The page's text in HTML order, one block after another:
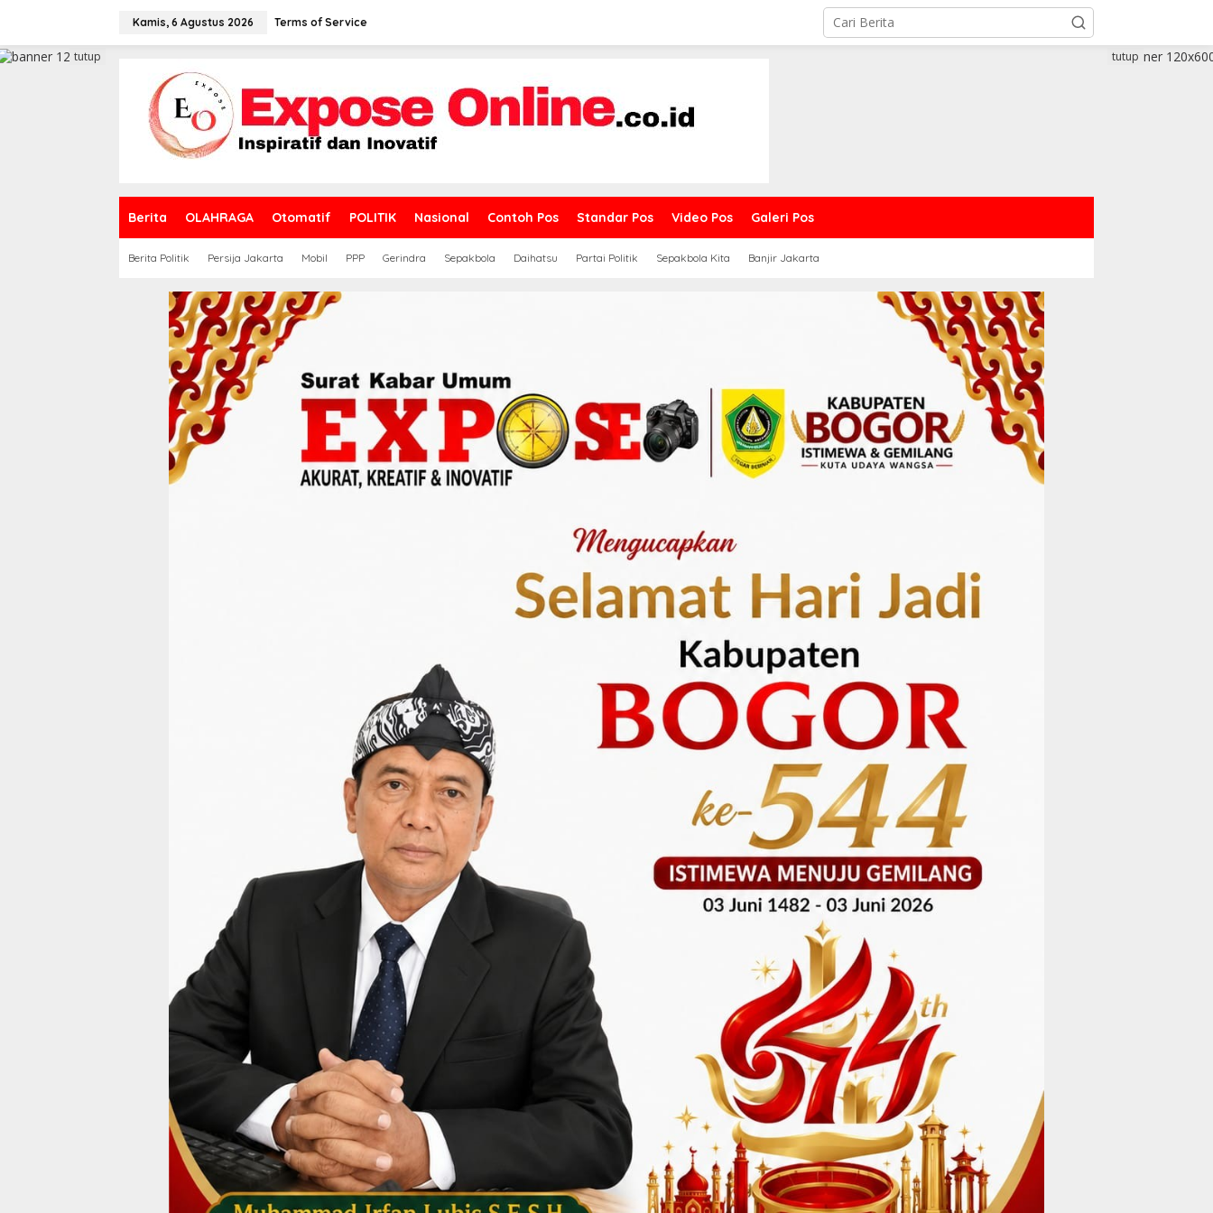
a
Kamis, 6 Agustus 2026 Terms of Service
Berita OLAHRAGA Otomatif POLITIK Nasional Contoh Pos Standar Pos Video Pos Galeri Pos
Berita Politik Persija Jakarta Mobil PPP Gerindra Sepakbola Daihatsu Partai Politik Sepakbola Kita Banjir Jakarta
tutup tutup